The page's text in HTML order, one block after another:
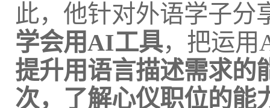
此，他针对外语学子分
学会用AI工具，把运用
提升用语言描述需求的
次，了解心仪职位的能